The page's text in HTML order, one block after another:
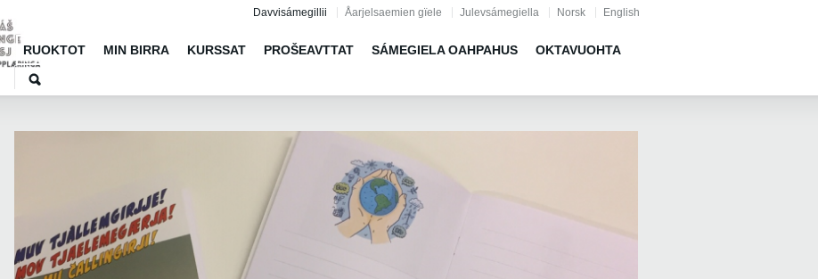
Jump to navigationDavvisámegillii Åarjelsaemien gïele Julevsámegiella Norsk English
RUOKTOT MIN BIRRA KURSSAT PROŠEAVTTAT SÁMEGIELA OAHPAHUS OKTAVUOHTA